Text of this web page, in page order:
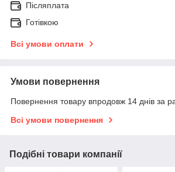
Післяплата
Готівкою
Всі умови оплати
Умови повернення
Повернення товару впродовж 14 днів за
Всі умови повернення
Подібні товари компанії